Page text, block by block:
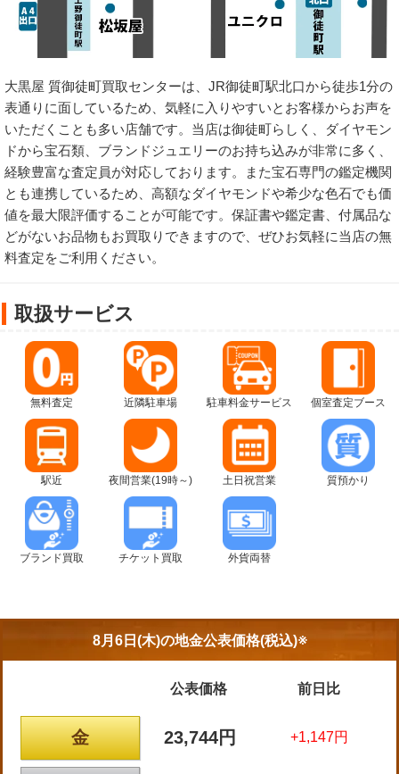
大黒屋 質御徒町買取センターは、JR御徒町駅北口から徒歩1分の
表通りに面しているため、気軽に入りやすいとお客様からお声を
いただくことも多い店舗です。当店は御徒町らしく、ダイヤモン
ドから宝石類、ブランドジュエリーのお持ち込みが非常に多く、
経験豊富な査定員が対応しております。また宝石専門の鑑定機関
とも連携しているため、高額なダイヤモンドや希少な色石でも価
値を最大限評価することが可能です。保証書や鑑定書、付属品な
どがないお品物もお買取りできますので、ぜひお気軽に当店の無
料査定をご利用ください。
取扱サービス
無料査定 近隣駐車場 駐車料金サービス 個室査定ブース
駅近 夜間営業(19時～) 土日祝営業 質預かり
ブランド買取 チケット買取 外貨両替
8月6日(木)の地金公表価格(税込)※
公表価格 前日比
金 23,744円 +1,147円